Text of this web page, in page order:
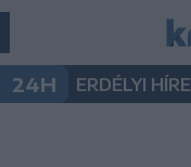
24H ERDÉLYI